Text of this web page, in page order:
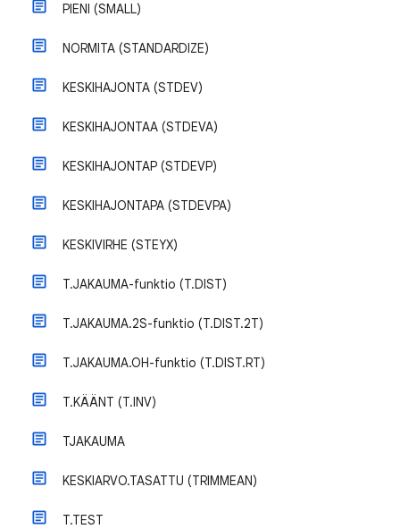
PIENI (SMALL)
NORMITA (STANDARDIZE)
KESKIHAJONTA (STDEV)
KESKIHAJONTAA (STDEVA)
KESKIHAJONTAP (STDEVP)
KESKIHAJONTAPA (STDEVPA)
KESKIVIRHE (STEYX)
T.JAKAUMA-funktio (T.DIST)
T.JAKAUMA.2S-funktio (T.DIST.2T)
T.JAKAUMA.OH-funktio (T.DIST.RT)
T.KÄÄNT (T.INV)
TJAKAUMA
KESKIARVO.TASATTU (TRIMMEAN)
T.TEST